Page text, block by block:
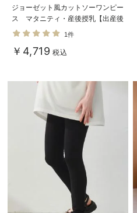
ジョーゼット風カットソーワンピー
ス マタニティ・産後授乳【出産後
も長く使える】Rosemadame（ロ
1件
￥4,719 税込